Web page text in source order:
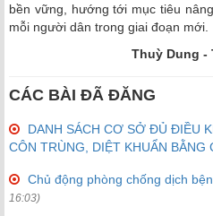
bền vững, hướng tới mục tiêu
mỗi người dân trong giai đoạn mới.
Thuỳ Dung -
CÁC BÀI ĐÃ ĐĂNG
DANH SÁCH CƠ SỞ ĐỦ ĐIỀU
CÔN TRÙNG, DIỆT KHUẨN BẰNG
Chủ động phòng chống dịch
16:03)